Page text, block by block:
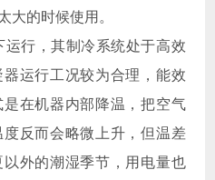
大的时候使用。
行，其制冷系统处于高效
运行工况较为合理，能效
在机器内部降温，把空气
反而会略微上升，但温差
外的潮湿季节，用电量也